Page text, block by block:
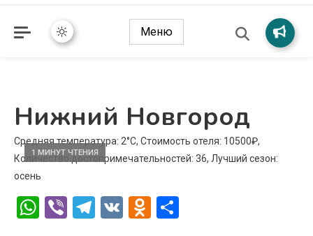
Меню
Нижний Новгород
1 МИНУТ ЧТЕНИЯ
Средняя температура: 2°C, Стоимость отеля: 10500₽,
Количество достопримечательностей: 36, Лучший сезон:
осень
WhatsApp
ViberTelegram
VK Odnoklassniki